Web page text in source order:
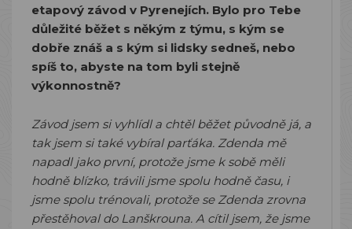
etapový závod v Pyrenejích. Bylo pro Tebe
důležité běžet s někým z týmu, s kým se
dobře znáš a s kým si lidsky sedneš, nebo
spíš to, abyste na tom byli stejně
výkonnostně?
Závod jsem si vyhlídl a chtěl běžet původně já, a
tak jsem si také vybíral parťáka. Zdenda mě
napadl jako první, protože jsme k sobě měli
hodně blízko, trávili jsme spolu hodně času, i
jsme spolu trénovali, protože se Zdenda zrovna
přestěhoval do Lanškrouna. A cítil jsem, že jsme